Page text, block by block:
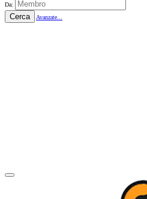
Da:
Cerca Avanzate...